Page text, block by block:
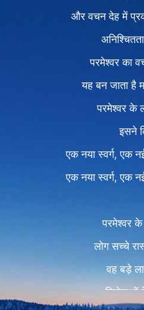
और वचन देह में
परमेश्वर का
यह बन जाता है
परमेश्वर के
इसने
एक नया स्वर्ग, एक
एक नया स्वर्ग, एक
परमेश्वर
लोग सच्चे
वह बड़े
विजेताओं